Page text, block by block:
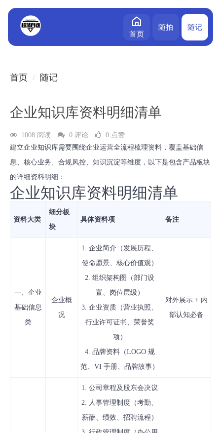
首页
随拍 随记
首页 随记
企业知识库资料明细清单
1008 阅读 0 评论
0 点赞
建立企业知识库需要围绕企业运营全流程梳理资料，覆盖基础信
息、核心业务、合规风控、知识沉淀等维度，以下是包含产品板块
的详细资料明细：
企业知识库资料明细清单
资料大类
细分板
块
具体资料项 备注
一、企业
基础信息
类
企业概
况
1. 企业简介（发展历程、
使命愿景、核心价值观）
2. 组织架构图（部门设
置、岗位层级）
3. 企业资质（营业执照、
行业许可证书、荣誉奖
项）
4. 品牌资料（LOGO 规
范、VI 手册、品牌故事）
对外展示 + 内
部认知必备
1. 公司章程及股东会决议
2. 人事管理制度（考勤、
薪酬、绩效、招聘流程）